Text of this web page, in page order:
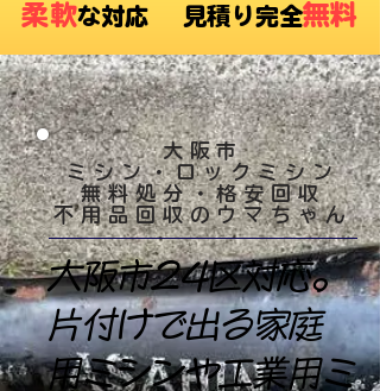
柔軟な対応 ​見積り完全無料
大阪市
ミシン・ロックミシン
無料処分・格安回収
​不用品回収のウマちゃん
大阪市24区対応。
片付けで出る家庭
用ミシンや工業用ミ